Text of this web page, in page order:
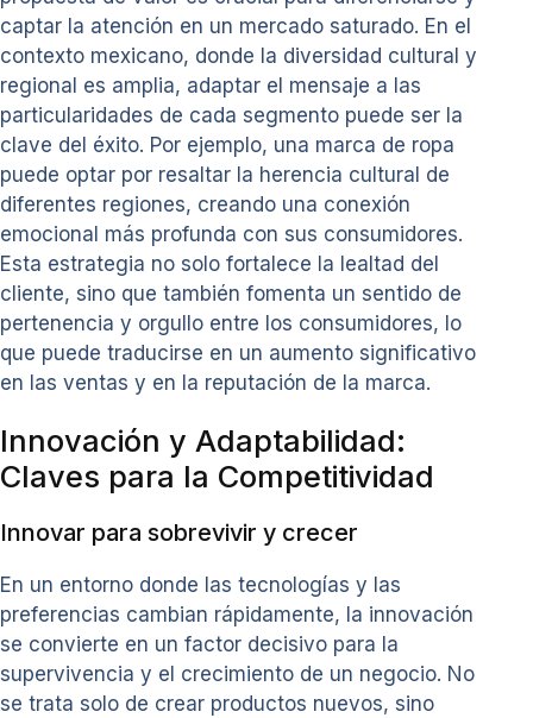
captar la atención en un mercado saturado. En el
contexto mexicano, donde la diversidad cultural y
regional es amplia, adaptar el mensaje a las
particularidades de cada segmento puede ser la
clave del éxito. Por ejemplo, una marca de ropa
puede optar por resaltar la herencia cultural de
diferentes regiones, creando una conexión
emocional más profunda con sus consumidores.
Esta estrategia no solo fortalece la lealtad del
cliente, sino que también fomenta un sentido de
pertenencia y orgullo entre los consumidores, lo
que puede traducirse en un aumento significativo
en las ventas y en la reputación de la marca.
Innovación y Adaptabilidad:
Claves para la Competitividad
Innovar para sobrevivir y crecer
En un entorno donde las tecnologías y las
preferencias cambian rápidamente, la innovación
se convierte en un factor decisivo para la
supervivencia y el crecimiento de un negocio. No
se trata solo de crear productos nuevos, sino